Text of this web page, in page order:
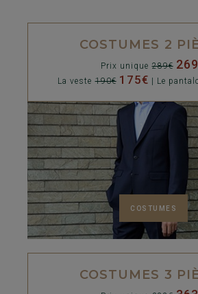
COSTUMES 2
Prix unique289€
La veste190€ 175€ | Le
COSTUMES
COSTUMES 3